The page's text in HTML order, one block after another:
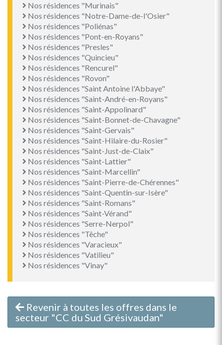
Nos résidences "Murinais"
Nos résidences "Notre-Dame-de-l'Osier"
Nos résidences "Poliénas"
Nos résidences "Pont-en-Royans"
Nos résidences "Presles"
Nos résidences "Quincieu"
Nos résidences "Rencurel"
Nos résidences "Rovon"
Nos résidences "Saint Antoine l'Abbaye"
Nos résidences "Saint-André-en-Royans"
Nos résidences "Saint-Appolinard"
Nos résidences "Saint-Bonnet-de-Chavagne"
Nos résidences "Saint-Gervais"
Nos résidences "Saint-Hilaire-du-Rosier"
Nos résidences "Saint-Just-de-Claix"
Nos résidences "Saint-Lattier"
Nos résidences "Saint-Marcellin"
Nos résidences "Saint-Pierre-de-Chérennes"
Nos résidences "Saint-Quentin-sur-Isère"
Nos résidences "Saint-Romans"
Nos résidences "Saint-Vérand"
Nos résidences "Serre-Nerpol"
Nos résidences "Têche"
Nos résidences "Varacieux"
Nos résidences "Vatilieu"
Nos résidences "Vinay"
Revenir à toutes les offres dans le
secteur "CC du Sud Grésivaudan"